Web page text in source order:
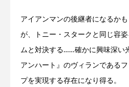
アイアンマンの後継者になるか
が、トニー・スタークと同じ容
ムと対決する……確かに興味深い
アンハート』のヴィランである
プを実現する存在になり得る。